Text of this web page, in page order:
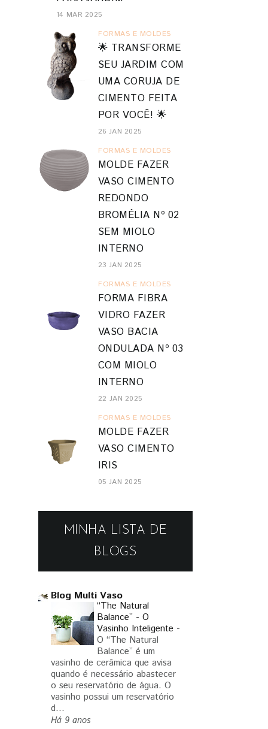
14 MAR 2025
FORMAS E MOLDES
🌟 TRANSFORME
SEU JARDIM COM
UMA CORUJA DE
CIMENTO FEITA
POR VOCÊ! 🌟
26 JAN 2025
FORMAS E MOLDES
MOLDE FAZER
VASO CIMENTO
REDONDO
BROMÉLIA Nº 02
SEM MIOLO
INTERNO
23 JAN 2025
FORMAS E MOLDES
FORMA FIBRA
VIDRO FAZER
VASO BACIA
ONDULADA Nº 03
COM MIOLO
INTERNO
22 JAN 2025
FORMAS E MOLDES
MOLDE FAZER
VASO CIMENTO
IRIS
05 JAN 2025
MINHA LISTA DE
BLOGS
Blog Multi Vaso
“The Natural
Balance” - O
Vasinho Inteligente -
O “The Natural
Balance” é um
vasinho de cerâmica que avisa
quando é necessário abastecer
o seu reservatório de água. O
vasinho possui um reservatório
d...
Há 9 anos